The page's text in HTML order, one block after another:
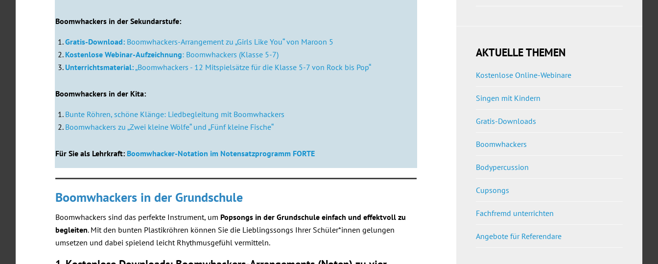
Boomwhackers in der Sekundarstufe:
Gratis-Download: Boomwhackers-Arrangement zu „Girls Like You“ von Maroon 5
Kostenlose Webinar-Aufzeichnung: Boomwhackers (Klasse 5-7)
Unterrichtsmaterial:„Boomwhackers - 12 Mitspielsätze für die Klasse 5-7 von Rock bis Pop“
Boomwhackers in der Kita:
Bunte Röhren, schöne Klänge: Liedbegleitung mit Boomwhackers
Boomwhackers zu „Zwei kleine Wölfe“ und „Fünf kleine Fische“
Für Sie als Lehrkraft: Boomwhacker-Notation im Notensatzprogramm FORTE
Boomwhackers in der Grundschule
Boomwhackers sind das perfekte Instrument, um Popsongs in der Grundschule einfach und effektvoll zu
begleiten. Mit den bunten Plastikröhren können Sie die Lieblingssongs Ihrer Schüler*innen gelungen
umsetzen und dabei spielend leicht Rhythmusgefühl vermitteln.
AKTUELLE THEMEN
Kostenlose Online-Webinare
Singen mit Kindern
Gratis-Downloads
Boomwhackers
Bodypercussion
Cupsongs
Fachfremd unterrichten
Angebote für Referendare